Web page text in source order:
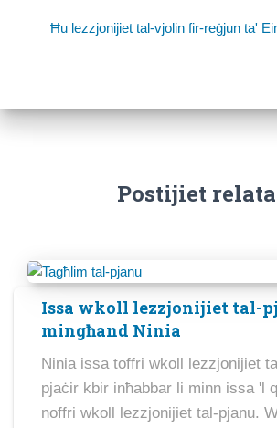
Ħu lezzjonijiet tal-vjolin fir-reġjun ta'
Postijiet
Issa wkoll lezzjonijiet tal-
mingħand Ninia
Ninia issa toffri wkoll lezzjonijiet
pjaċir kbir inħabbar li minn issa 'l
noffri wkoll lezzjonijiet tal-pjanu.